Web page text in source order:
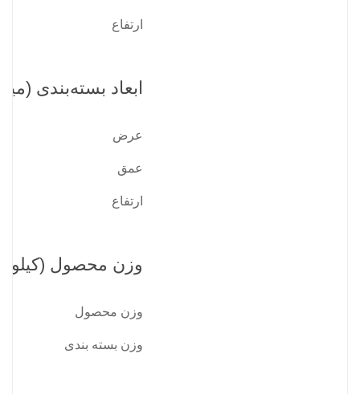
ارتفاع
ابعاد بسته‌بندی
عرض
عمق
ارتفاع
وزن محصول
وزن محصول
وزن بسته بندی